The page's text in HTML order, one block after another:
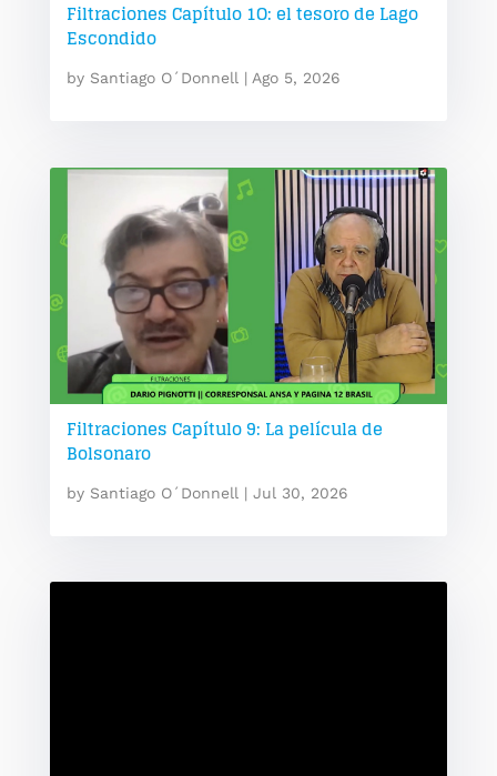
Filtraciones Capítulo 1O: el tesoro de Lago
Escondido
by Santiago O´Donnell| Ago 5, 2026
Filtraciones Capítulo 9: La película de
Bolsonaro
by Santiago O´Donnell | Jul 30, 2026